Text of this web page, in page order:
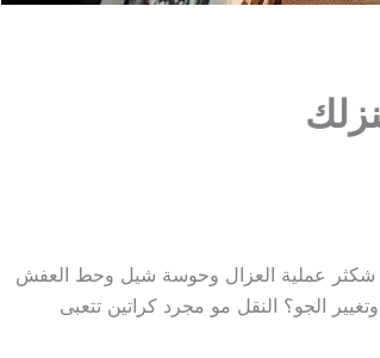
شكثر عملية العزال وحوسة شيل وحط العفش
الجو؟ النقل مو مجرد كراتين تتعبى